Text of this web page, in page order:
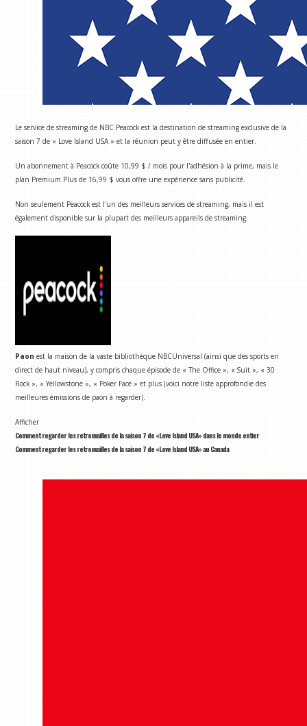
Le service de streaming de NBC Peacock est la destination de streaming exclusive de la
saison 7 de « Love Island USA » et la réunion peut y être diffusée en entier.
Un abonnement à Peacock coûte 10,99 $ / mois pour l'adhésion à la prime, mais le
plan Premium Plus de 16,99 $ vous offre une expérience sans publicité.
Non seulement Peacock est l'un des meilleurs services de streaming, mais il est
également disponible sur la plupart des meilleurs appareils de streaming.
Paon est la maison de la vaste bibliothèque NBCUniversal (ainsi que des sports en
direct de haut niveau), y compris chaque épisode de « The Office », « Suit », « 30
Rock », « Yellowstone », « Poker Face » et plus (voici notre liste approfondie des
meilleures émissions de paon à regarder).
Afficher
Comment regarder les retrouvailles de la saison 7 de «Love Island USA» dans le monde entier
Comment regarder les retrouvailles de la saison 7 de «Love Island USA» au Canada